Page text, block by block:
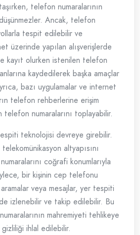
telefon numaralarının
Ancak, telefon
tespit edilebilir ve
üzerinde yapılan alışverişlerde
kayıt olurken istenilen telefon
kaydedilerek başka amaçlar
bazı uygulamalar ve internet
telefon rehberlerine erişim
telefon numaralarını toplayabilir.
teknolojisi devreye girebilir.
altyapısını
coğrafi konumlarıyla
bir kişinin cep telefonu
veya mesajlar, yer tespiti
izlenebilir ve takip edilebilir. Bu
mahremiyeti tehlikeye
ihlal edilebilir.